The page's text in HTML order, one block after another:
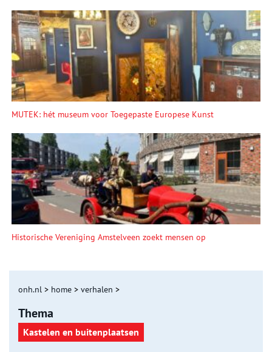
MUTEK: hét museum voor Toegepaste Europese Kunst
Historische Vereniging Amstelveen zoekt mensen op
onh.nl > home > verhalen >
Thema
Kastelen en buitenplaatsen